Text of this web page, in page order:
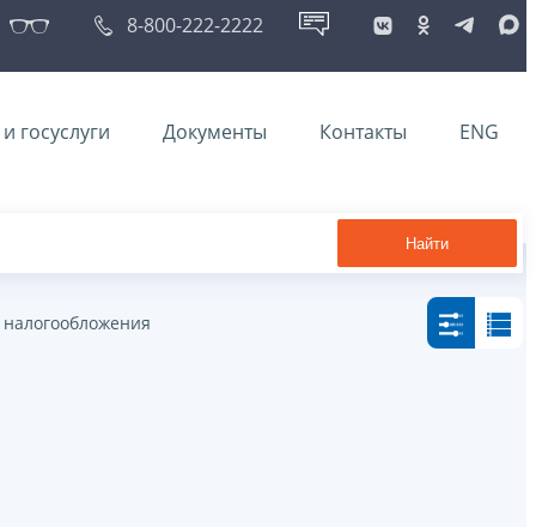
8-800-222-2222
госуслуги Документы Контакты ENG
Найти